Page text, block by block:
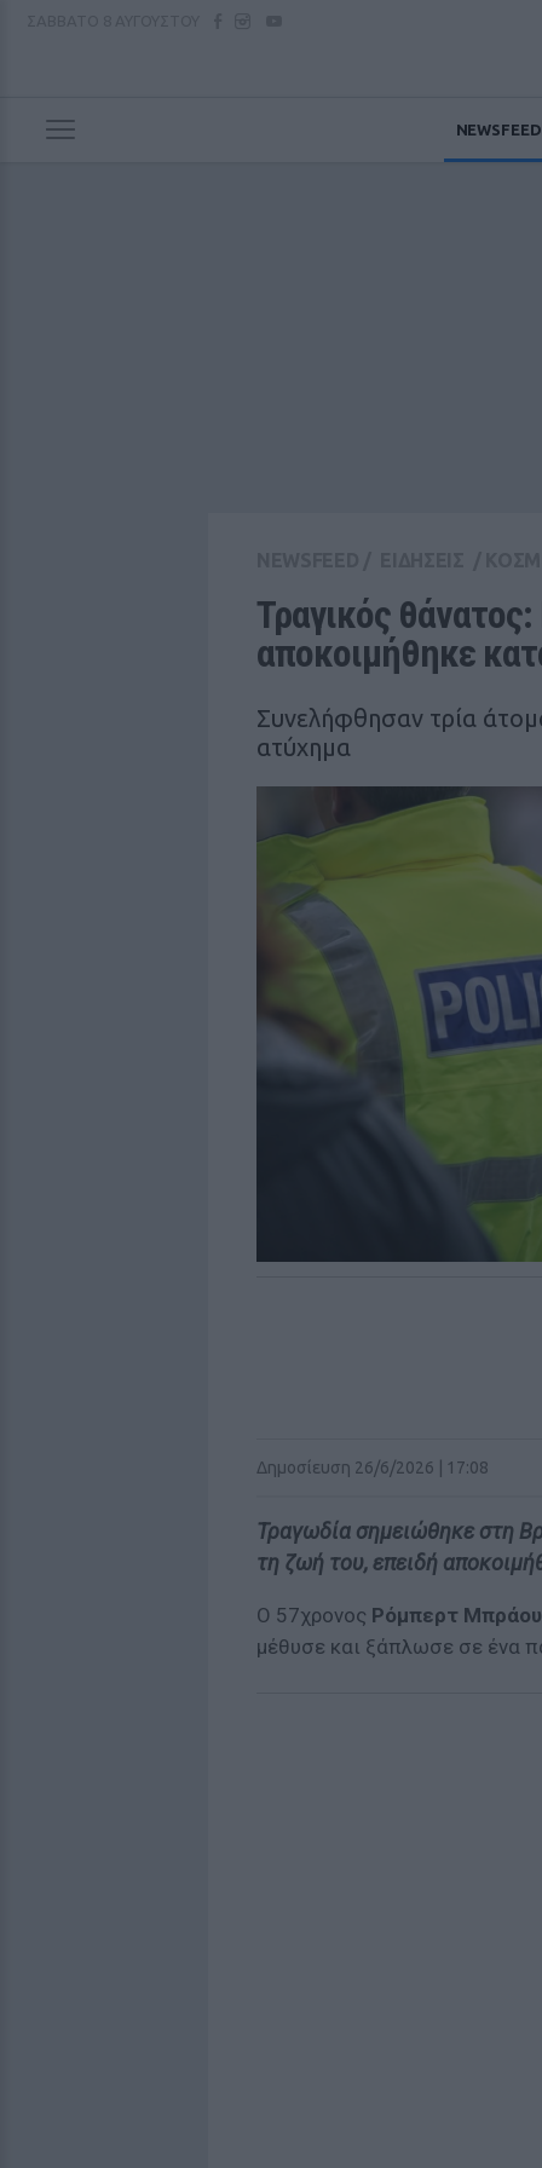
NEWSFEED
Τραγικός
αποκοιμήθηκε
Συνελήφθησαν τρία
ατύχημα
Δημοσίευση 26/6/2026 | 17:08
Τραγωδία σημειώθηκε στη
τη ζωή του, επειδή
Ο 57χρονος Ρόμπερτ
μέθυσε και ξάπλωσε σε ένα